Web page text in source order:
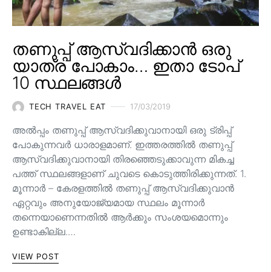
തണുപ്പ് ആസ്വദിക്കാൻ ഒരു
യാത്ര പോകാം… ഇതാ ടോപ്
10 സ്ഥലങ്ങൾ
TECH TRAVEL EAT 17/03/2019
അൽപ്പം തണുപ്പ് ആസ്വദിക്കുവാനായി ഒരു ട്രിപ്പ്
പോകുന്നവർ ധാരാളമാണ്. ഇത്തരത്തിൽ തണുപ്പ്
ആസ്വദിക്കുവാനായി തിരഞ്ഞെടുക്കാവുന്ന മികച്ച
പത്ത് സ്ഥലങ്ങളാണ് ചുവടെ കൊടുത്തിരിക്കുന്നത്. 1.
മൂന്നാർ – കേരളത്തിൽ തണുപ്പ് ആസ്വദിക്കുവാൻ
ഏറ്റവും അനുയോജ്യമായ സ്ഥലം മൂന്നാർ
തന്നെയാണെന്നതിൽ ആർക്കും സംശയമൊന്നും
ഉണ്ടാകില്ല.…
VIEW POST